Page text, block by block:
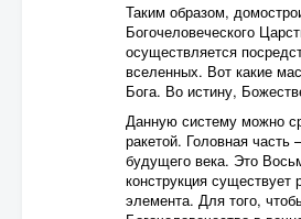
Таким образом,
Богочеловеческого
осуществляется
вселенных. Вот какие
Бога. Во истину,
Данную систему можно
ракетой. Головная
будущего века. Это
конструкция существует
элемента. Для того,